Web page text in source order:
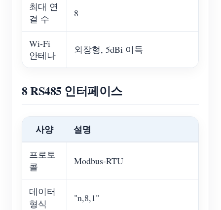
최대 연
결 수
8
Wi-Fi
안테나
외장형, 5dBi 이득
8 RS485 인터페이스
사양 설명
프로토
콜
Modbus-RTU
데이터
형식
"n,8,1"